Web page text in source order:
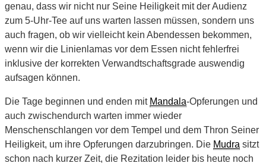
genau, dass wir nicht nur Seine Heiligkeit mit der Audienz
zum 5-Uhr-Tee auf uns warten lassen müssen, sondern uns
auch fragen, ob wir vielleicht kein Abendessen bekommen,
wenn wir die Linienlamas vor dem Essen nicht fehlerfrei
inklusive der korrekten Verwandtschaftsgrade auswendig
aufsagen können.
Die Tage beginnen und enden mit Mandala-Opferungen und
auch zwischendurch warten immer wieder
Menschenschlangen vor dem Tempel und dem Thron Seiner
Heiligkeit, um ihre Opferungen darzubringen. Die Mudra sitzt
schon nach kurzer Zeit, die Rezitation leider bis heute noch